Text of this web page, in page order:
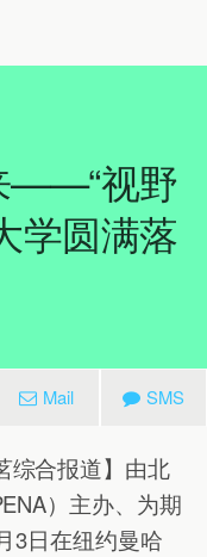
——“视野
学圆满落
Mail SMS
综合报道】由北
）主办、为期
3日在纽约曼哈